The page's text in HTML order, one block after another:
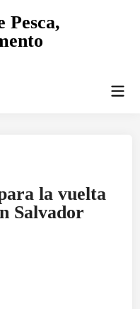
Pesca,
la vuelta
Salvador